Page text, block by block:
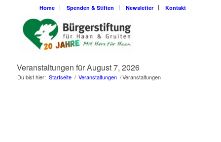
Home Spenden & Stiften Newsletter Kontakt
Veranstaltungen für August 7, 2026
Du bist hier: Startseite / Veranstaltungen /Veranstaltungen